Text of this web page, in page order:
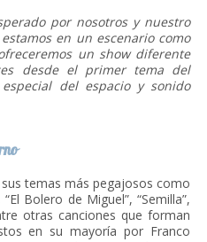
por nosotros y nuestro
en un escenario como
un show diferente
desde el primer tema del
del espacio y sonido
temas más pegajosos como
Bolero de Miguel”, “Semilla”,
otras canciones que forman
en su mayoría por Franco